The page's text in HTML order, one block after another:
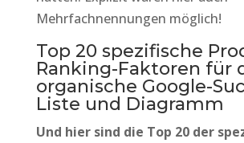
Mehrfachnennungen möglich!
Top 20 spezifische
Ranking-Faktoren für
organische Google-
Liste und Diagramm
Und hier sind die Top 20 der